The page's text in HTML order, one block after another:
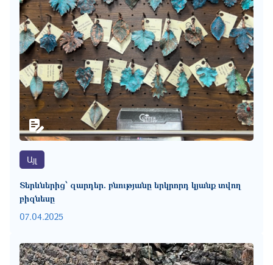
Այլ
Տերևներից՝ զարդեր. բնությանը երկրորդ կյանք տվող
բիզնեսը
07.04.2025